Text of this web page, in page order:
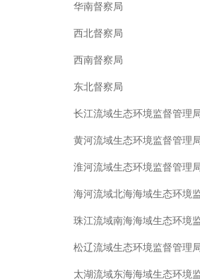
华南督察局
西北督察局
西南督察局
东北督察局
长江流域生态环境监督管理
黄河流域生态环境监督管理
淮河流域生态环境监督管理
海河流域北海海域生态环境
珠江流域南海海域生态环境
松辽流域生态环境监督管理
太湖流域东海海域生态环境